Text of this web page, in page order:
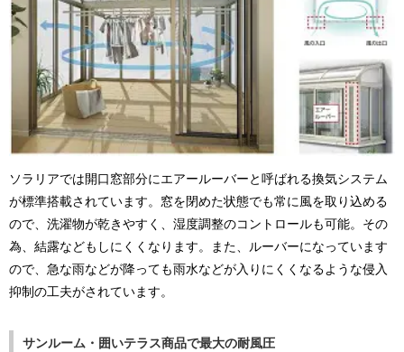
ソラリアでは開口窓部分にエアールーバーと呼ばれる換気システム
が標準搭載されています。窓を閉めた状態でも常に風を取り込める
ので、洗濯物が乾きやすく、湿度調整のコントロールも可能。その
為、結露などもしにくくなります。また、ルーバーになっています
ので、急な雨などが降っても雨水などが入りにくくなるような侵入
抑制の工夫がされています。
サンルーム・囲いテラス商品で最大の耐風圧